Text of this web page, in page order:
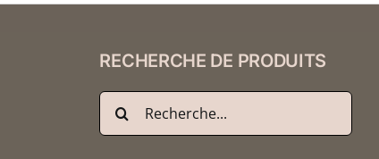
RECHERCHE DE PRODUITS
Recherche